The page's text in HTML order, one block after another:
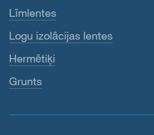
Līmlentes
Logu izolācijas lentes
Hermētiķi
Grunts